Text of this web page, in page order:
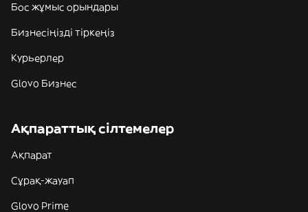
Бос жұмыс орындары
Бизнесіңізді тіркеңіз
Курьерлер
Glovo Бизнес
Ақпараттық сілтемелер
Ақпарат
Сұрақ-жауап
Glovo Prime